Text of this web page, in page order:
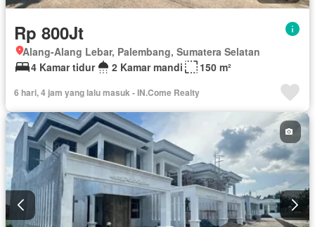
Rp 800Jt
Alang-Alang Lebar, Palembang, Sumatera Selatan
4 Kamar tidur
2 Kamar mandi 150 m²
6 hari, 4 jam yang lalu masuk - IN.Come Realty